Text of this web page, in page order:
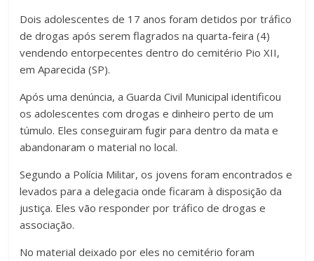
Dois adolescentes de 17 anos foram detidos por tráfico
de drogas após serem flagrados na quarta-feira (4)
vendendo entorpecentes dentro do cemitério Pio XII,
em Aparecida (SP).
Após uma denúncia, a Guarda Civil Municipal identificou
os adolescentes com drogas e dinheiro perto de um
túmulo. Eles conseguiram fugir para dentro da mata e
abandonaram o material no local.
Segundo a Polícia Militar, os jovens foram encontrados e
levados para a delegacia onde ficaram à disposição da
justiça. Eles vão responder por tráfico de drogas e
associação.
No material deixado por eles no cemitério foram